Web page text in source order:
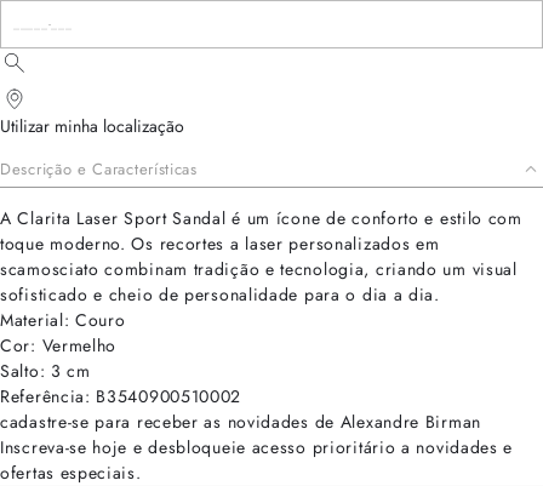
Utilizar minha localização
Descrição e Características
A Clarita Laser Sport Sandal é um ícone de conforto e estilo com
toque moderno. Os recortes a laser personalizados em
scamosciato combinam tradição e tecnologia, criando um visual
sofisticado e cheio de personalidade para o dia a dia.
Material: Couro
Cor: Vermelho
Salto: 3 cm
Referência: B3540900510002
cadastre-se para receber as novidades de Alexandre Birman
Inscreva-se hoje e desbloqueie acesso prioritário a novidades e
ofertas especiais.